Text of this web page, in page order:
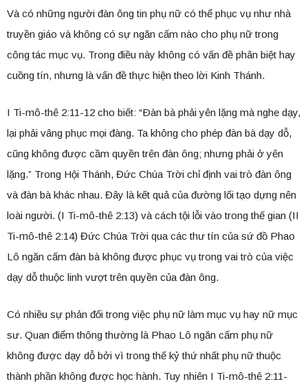
Và có những người đàn ông tin phụ nữ có thể phục vụ như nhà
truyền giáo và không có sự ngăn cấm nào cho phụ nữ trong
công tác mục vụ. Trong điều này không có vấn đề phân biệt hay
cuồng tín, nhưng là vấn đề thực hiện theo lời Kinh Thánh.
I Ti-mô-thê 2:11-12 cho biết: “Ðàn bà phải yên lặng mà nghe dạy,
lại phải vâng phục mọi đàng. Ta không cho phép đàn bà dạy dỗ,
cũng không được cầm quyền trên đàn ông; nhưng phải ở yên
lặng.” Trong Hội Thánh, Đức Chúa Trời chỉ định vai trò đàn ông
và đàn bà khác nhau. Đây là kết quả của đường lối tạo dựng nên
loài người. (I Ti-mô-thê 2:13) và cách tội lỗi vào trong thế gian (II
Ti-mô-thê 2:14) Đức Chúa Trời qua các thư tín của sứ đồ Phao
Lô ngăn cấm đàn bà không được phục vụ trong vai trò của việc
dạy dỗ thuộc linh vượt trên quyền của đàn ông.
Có nhiều sự phản đối trong việc phụ nữ làm mục vụ hay nữ mục
sư. Quan điểm thông thường là Phao Lô ngăn cấm phụ nữ
không được dạy dỗ bởi vì trong thế kỷ thứ nhất phụ nữ thuộc
thành phần không được học hành. Tuy nhiên I Ti-mô-thê 2:11-